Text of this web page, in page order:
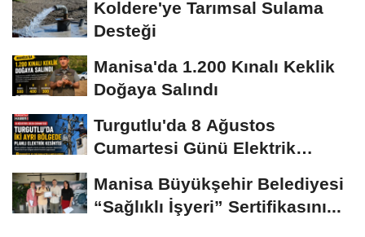
Koldere'ye Tarımsal Sulama
Desteği
Manisa'da 1.200 Kınalı Keklik
Doğaya Salındı
Turgutlu'da 8 Ağustos
Cumartesi Günü Elektrik
Manisa Büyükşehir Belediyesi
“Sağlıklı İşyeri” Sertifikasını...